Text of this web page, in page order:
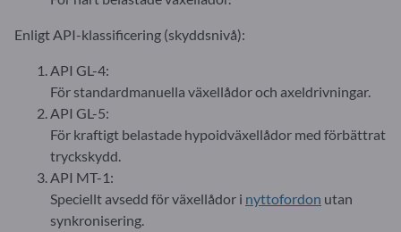
Enligt API-klassificering (skyddsnivå):
API GL-4:
För standardmanuella växellådor och axeldrivningar.
API GL-5:
För kraftigt belastade hypoidväxellådor med förbättrat
tryckskydd.
API MT-1:
Speciellt avsedd för växellådor i nyttofordon utan
synkronisering.